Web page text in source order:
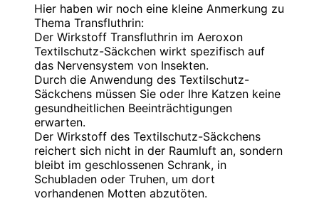
Hier haben wir noch eine kleine Anmerkung zu
Thema Transfluthrin:
Der Wirkstoff Transfluthrin im Aeroxon
Textilschutz-Säckchen wirkt spezifisch auf
das Nervensystem von Insekten.
Durch die Anwendung des Textilschutz-
Säckchens müssen Sie oder Ihre Katzen keine
gesundheitlichen Beeinträchtigungen
erwarten.
Der Wirkstoff des Textilschutz-Säckchens
reichert sich nicht in der Raumluft an, sondern
bleibt im geschlossenen Schrank, in
Schubladen oder Truhen, um dort
vorhandenen Motten abzutöten.